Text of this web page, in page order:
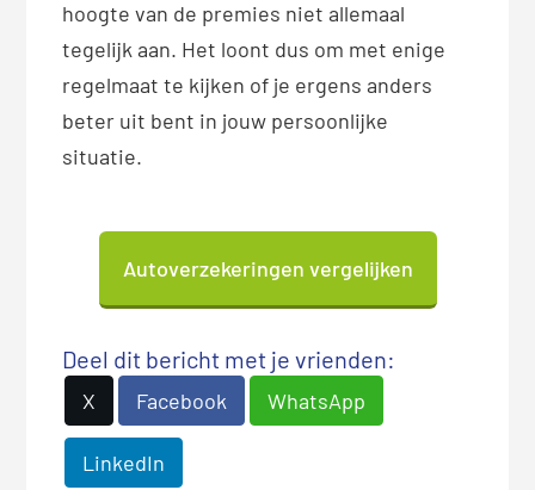
hoogte van de premies niet allemaal
tegelijk aan. Het loont dus om met enige
regelmaat te kijken of je ergens anders
beter uit bent in jouw persoonlijke
situatie.
Autoverzekeringen vergelijken
Deel dit bericht met je vrienden:
X Facebook WhatsApp
LinkedIn